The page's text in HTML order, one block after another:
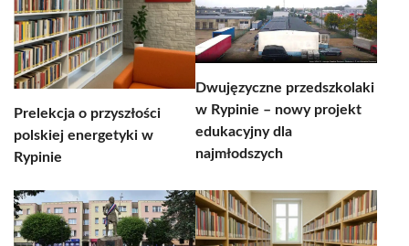
Prelekcja o przyszłości
polskiej energetyki w
Rypinie
Dwujęzyczne przedszkolaki
w Rypinie – nowy projekt
edukacyjny dla
najmłodszych